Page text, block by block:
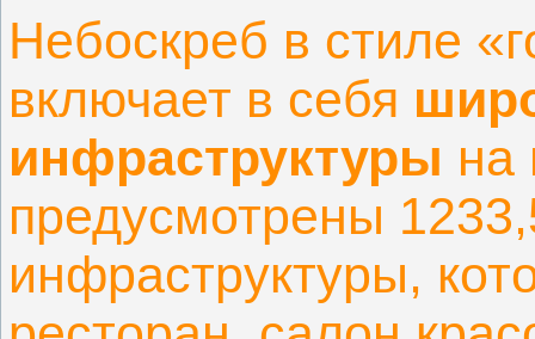
Небоскреб в стиле
включает в себя
инфраструктуры на
предусмотрены
инфраструктуры,